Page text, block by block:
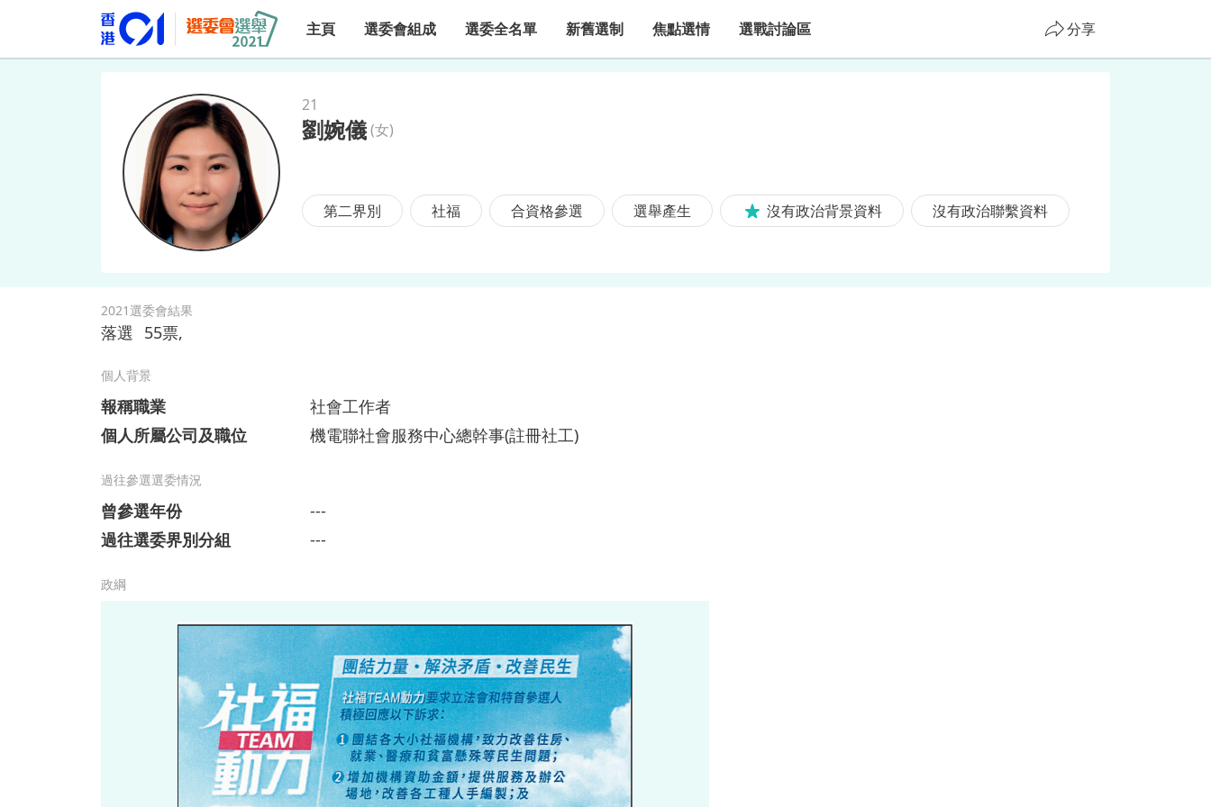
主頁 選委會組成 選委全名單 新舊選制 焦點選情 選戰討論區 分享
劉婉儀
21
劉婉儀(女)
第二界別 社福 合資格參選 選舉產生 沒有政治背景資料 沒有政治聯繫資料
2021選委會結果
落選 55票,
個人背景
報稱職業
社會工作者
個人所屬公司及職位
機電聯社會服務中心總幹事(註冊社工)
過往參選選委情況
曾參選年份
---
過往選委界別分組
---
政綱